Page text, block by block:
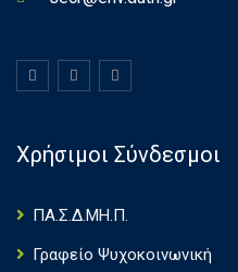
Χρήσιμοι Σύνδεσμοι
ΠΑ.Σ.Δ.ΜΗ.Π.
Γραφείο Ψυχοκοινωνική